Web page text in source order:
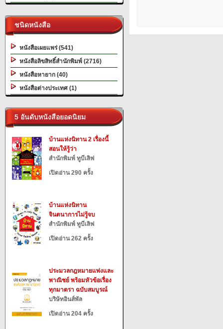
ชนิดหนังสือ
หนังสือเผยแพร่ (541)
หนังสือลิขสิทธิ์สำนักพิมพ์ (2716)
หนังสือหายาก (40)
หนังสือต่างประเทศ (1)
5 อันดับหนังสือยอดนิยม
บ้านแห่งนิทาน 2 เรื่องนี้
สอนให้รู้ว่า
สำนักพิมพ์ ทูบีเลิฟ
เปิดอ่าน 290 ครั้ง
บ้านแห่งนิทาน
จินตนาการไม่รู้จบ
สำนักพิมพ์ ทูบีเลิฟ
เปิดอ่าน 262 ครั้ง
ประมวลกฎหมายแพ่งและ
พาณิชย์ พร้อมหัวข้อเรื่อง
ทุกมาตรา ฉบับสมบูรณ์
บริษัทอินส์พัล
เปิดอ่าน 204 ครั้ง